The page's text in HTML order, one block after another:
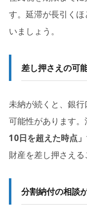
す。延滞が長引く
いましょう。
差し押さえの可
未納が続くと、銀
可能性があります。
10日を超えた時点」
財産を差し押さえる
分割納付の相談